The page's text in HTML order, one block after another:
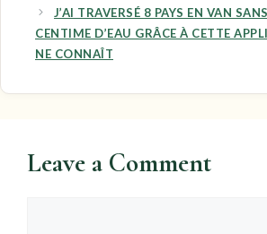
J’AI TRAVERSÉ 8 PAYS EN VAN
CENTIME D’EAU GRÂCE À CETTE
NE CONNAÎT
Leave a Comment